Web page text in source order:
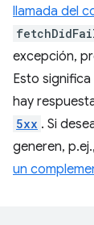
llamada del
excepción,
Esto
hay
5xx . Si
generen,
un